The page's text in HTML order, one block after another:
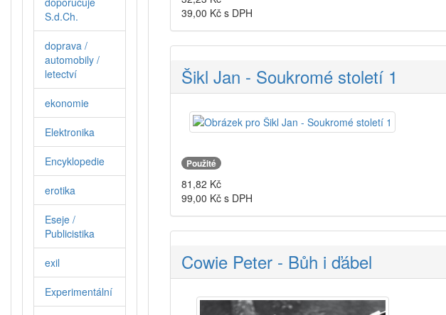
39,00 Kč s DPH
Šikl Jan - Soukromé století 1
Použité
81,82 Kč
99,00 Kč s DPH
Cowie Peter - Bůh i ďábel
S.d.Ch.
doprava /
automobily /
letectví
ekonomie
Elektronika
Encyklopedie
erotika
Eseje /
Publicistika
exil
Experimentální